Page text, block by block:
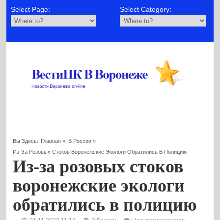
Select Page: Select Category:
Вы Здесь: Главная » В России»
Из-За Розовых Стоков Воронежские Экологи Обратились В Полицию
Из-за розовых стоков
воронежские экологи
обратились в полицию